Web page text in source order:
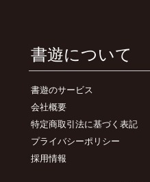
書遊について
書遊のサービス
会社概要
特定商取引法に基づく表記
プライバシーポリシー
採用情報